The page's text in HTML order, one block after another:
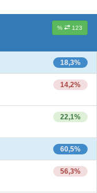
% 123
18,3%
14,2%
22,1%
60,5%
56,3%